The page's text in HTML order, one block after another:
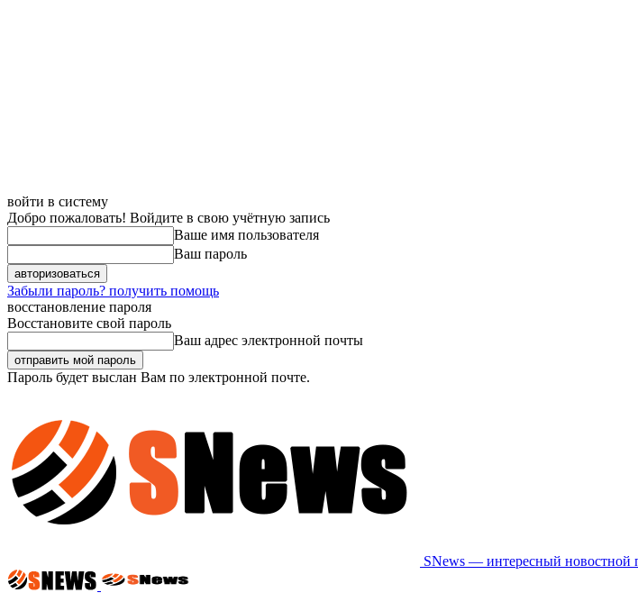
войти в систему
Добро пожаловать! Войдите в свою учётную запись
Ваше имя пользователя
Ваш пароль
Забыли пароль? получить помощь
восстановление пароля
Восстановите свой пароль
Ваш адрес электронной почты
Пароль будет выслан Вам по электронной почте.
SNews — интересный новостной